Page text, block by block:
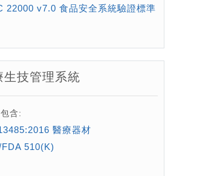
22000 v7.0 食品安全系統驗證標準
生技管理系統
含:
醫療器材
510(K)